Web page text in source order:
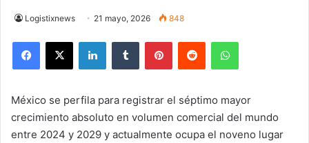
Logistixnews 21 mayo, 2026 848
México se perfila para registrar el séptimo mayor
crecimiento absoluto en volumen comercial del mundo
entre 2024 y 2029 y actualmente ocupa el noveno lugar